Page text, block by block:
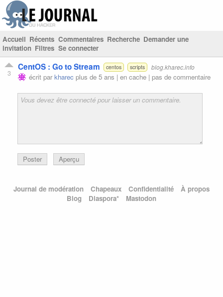
Accueil Récents Commentaires Recherche Demander une
invitation Filtres Se connecter
3
CentOS : Go to Stream centos scripts blog.kharec.info
écrit parkharec plus de 5 ans | en cache | pas de commentaire
Poster Aperçu
Journal de modération Chapeaux Confidentialité
À propos
Blog
Diaspora* Mastodon